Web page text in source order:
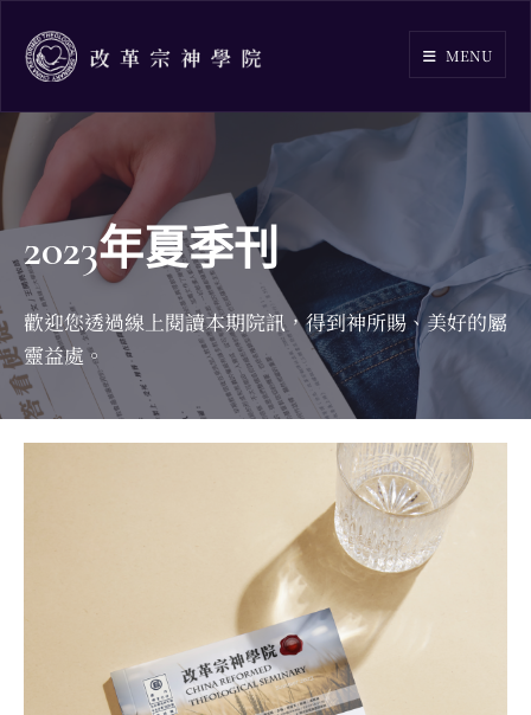
content
MENU
2023年夏季刊
歡迎您透過線上閱讀本期院訊，得到神所賜、美好的屬
靈益處。